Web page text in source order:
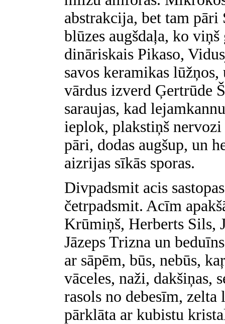
abstrakcija, bet tam pāri
blūzes augšdaļa, ko
dināriskais Pikaso,
savos keramikas
vārdus izverd Ģertrūde
saraujas, kad
ieplok, plakstiņš nervozi
pāri, dodas augšup, un
aizrijas sīkās sporas.
Divpadsmit acis
četrpadsmit. Acīm
Krūmiņš, Herberts Sils,
Jāzeps Trizna un
ar sāpēm, būs, nebūs,
vāceles, naži, dakšiņas,
rasols no debesīm,
pārklāta ar kubistu